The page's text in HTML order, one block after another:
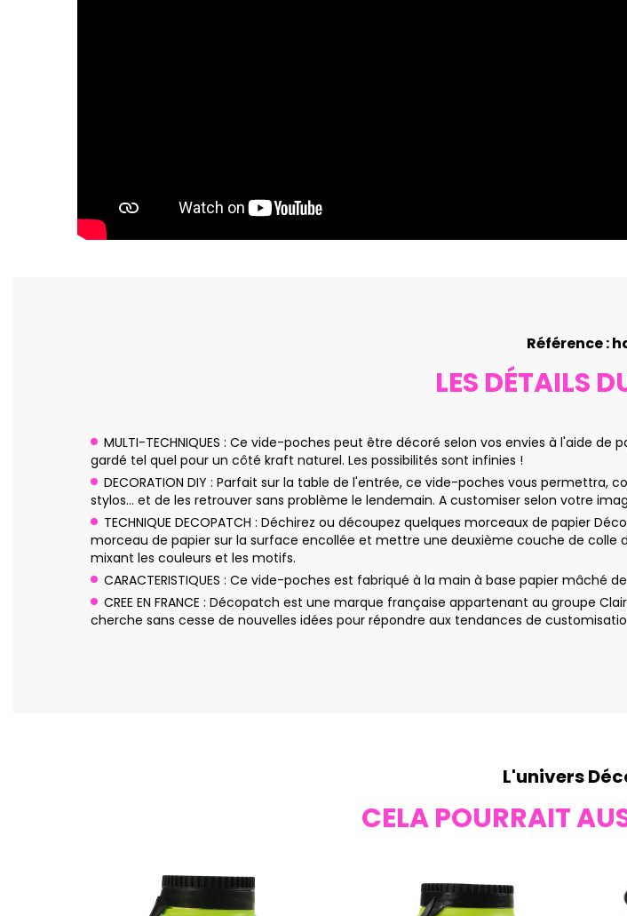
Référence :
LES DÉTAILS
MULTI-TECHNIQUES : Ce vide-poches peut être décoré selon vos envies à l'aide
gardé tel quel pour un côté kraft naturel. Les possibilités sont infinies !
DECORATION DIY : Parfait sur la table de l'entrée, ce vide-poches vous
stylos… et de les retrouver sans problème le lendemain. A customiser selon votre
TECHNIQUE DECOPATCH : Déchirez ou découpez quelques morceaux de papier
morceau de papier sur la surface encollée et mettre une deuxième couche de colle
mixant les couleurs et les motifs.
CARACTERISTIQUES : Ce vide-poches est fabriqué à la main à base papier
CREE EN FRANCE : Décopatch est une marque française appartenant au groupe
cherche sans cesse de nouvelles idées pour répondre aux tendances de
L'univers
CELA POURRAIT